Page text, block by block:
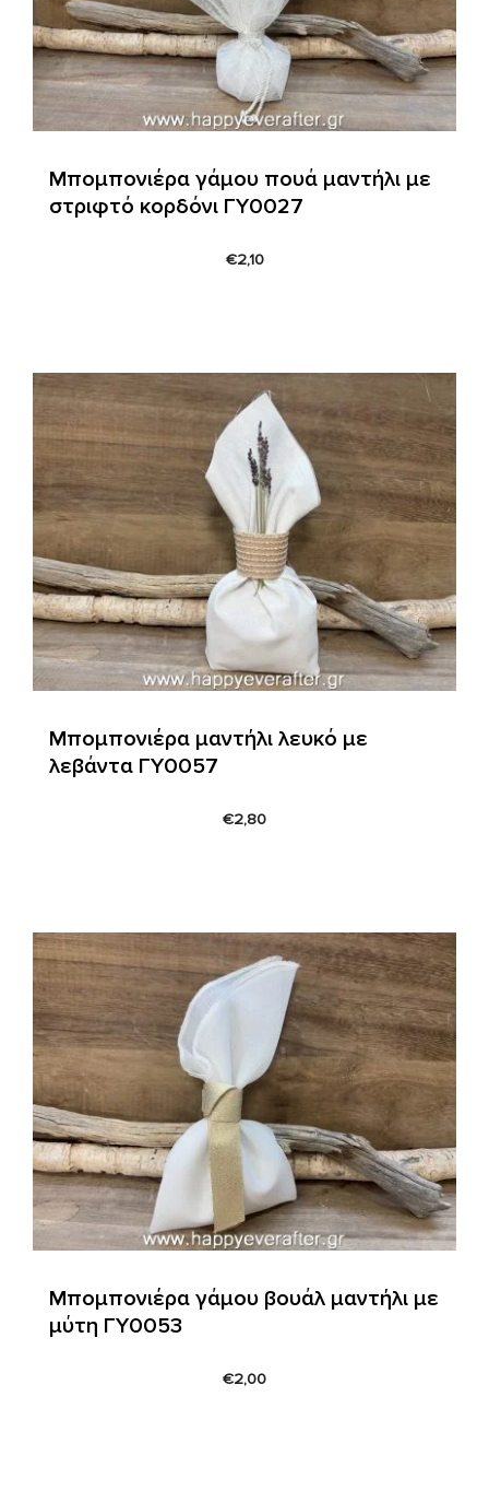
Μπομπονιέρα γάμου πουά μαντήλι με
στριφτό κορδόνι ΓΥ0027
€2,10
Μπομπονιέρα μαντήλι λευκό με
λεβάντα ΓΥ0057
€2,80
Μπομπονιέρα γάμου βουάλ μαντήλι με
μύτη ΓΥ0053
€2,00